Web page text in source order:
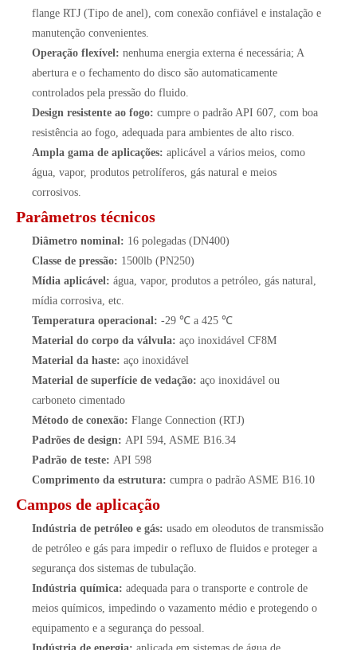
flange RTJ (Tipo de anel), com conexão confiável e instalação e
manutenção convenientes.
Operação flexível: nenhuma energia externa é necessária; A
abertura e o fechamento do disco são automaticamente
controlados pela pressão do fluido.
Design resistente ao fogo: cumpre o padrão API 607, com boa
resistência ao fogo, adequada para ambientes de alto risco.
Ampla gama de aplicações: aplicável a vários meios, como
água, vapor, produtos petrolíferos, gás natural e meios
corrosivos.
Parâmetros técnicos
Diâmetro nominal: 16 polegadas (DN400)
Classe de pressão: 1500lb (PN250)
Mídia aplicável: água, vapor, produtos a petróleo, gás natural,
mídia corrosiva, etc.
Temperatura operacional: -29 ℃ a 425 ℃
Material do corpo da válvula: aço inoxidável CF8M
Material da haste: aço inoxidável
Material de superfície de vedação: aço inoxidável ou
carboneto cimentado
Método de conexão: Flange Connection (RTJ)
Padrões de design: API 594, ASME B16.34
Padrão de teste: API 598
Comprimento da estrutura: cumpra o padrão ASME B16.10
Campos de aplicação
Indústria de petróleo e gás: usado em oleodutos de transmissão
de petróleo e gás para impedir o refluxo de fluidos e proteger a
segurança dos sistemas de tubulação.
Indústria química: adequada para o transporte e controle de
meios químicos, impedindo o vazamento médio e protegendo o
equipamento e a segurança do pessoal.